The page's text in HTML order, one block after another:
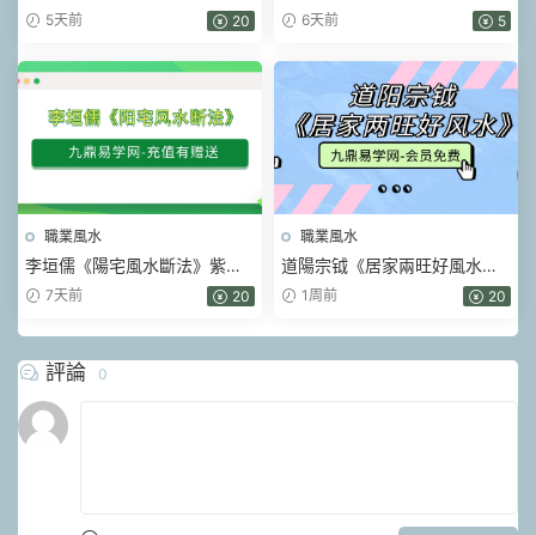
版-玄青.pdf 202頁
5天前 20
水尋找健康》428頁.pdf
6天前 5
職業風水
李垣儒《陽宅風水斷法》紫玄
風水大成一實訓班9講視頻課
7天前 20
職業風水
道陽宗钺《居家兩旺好風水》
19集視頻
1周前 20
評論 0